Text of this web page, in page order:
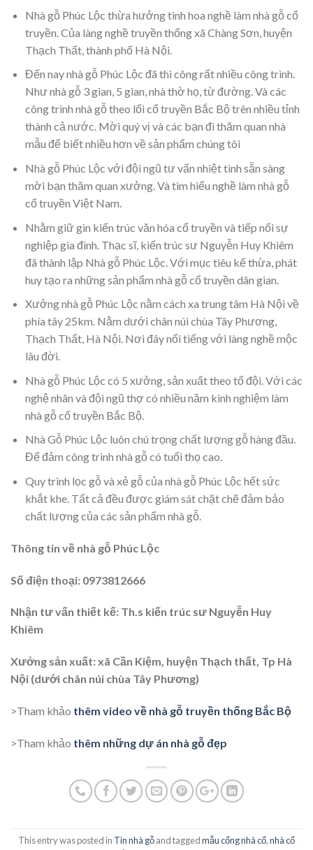
Nhà gỗ Phúc Lộc thừa hưởng tinh hoa nghề làm nhà gỗ cổ
truyền. Của làng nghề truyền thống xã Chàng Sơn, huyện
Thạch Thất, thành phố Hà Nội.
Đến nay nhà gỗ Phúc Lộc đã thi công rất nhiều công trình.
Như nhà gỗ 3 gian, 5 gian, nhà thờ họ, từ đường. Và các
công trình nhà gỗ theo lối cổ truyền Bắc Bộ trên nhiều tỉnh
thành cả nước. Mời quý vị và các bạn đi thăm quan nhà
mẫu để biết nhiều hơn về sản phẩm chúng tôi
Nhà gỗ Phúc Lộc với đội ngũ tư vấn nhiệt tình sẵn sàng
mời bạn thăm quan xưởng. Và tìm hiểu nghề làm nhà gỗ
cổ truyền Việt Nam.
Nhằm giữ gìn kiến trúc văn hóa cổ truyền và tiếp nối sự
nghiệp gia đình. Thạc sĩ, kiến trúc sư Nguyễn Huy Khiêm
đã thành lập Nhà gỗ Phúc Lộc. Với mục tiêu kế thừa, phát
huy tạo ra những sản phẩm nhà gỗ cổ truyền dân gian.
Xưởng nhà gỗ Phúc Lộc nằm cách xa trung tâm Hà Nội về
phía tây 25km. Nằm dưới chân núi chùa Tây Phương,
Thạch Thất, Hà Nội. Nơi đây nổi tiếng với làng nghề mộc
lâu đời.
Nhà gỗ Phúc Lộc có 5 xưởng, sản xuất theo tổ đội. Với các
nghệ nhân và đội ngũ thợ có nhiều năm kinh nghiệm làm
nhà gỗ cổ truyền Bắc Bộ.
Nhà Gỗ Phúc Lộc luôn chú trọng chất lượng gỗ hàng đầu.
Để đảm công trình nhà gỗ có tuổi thọ cao.
Quy trình lọc gỗ và xẻ gỗ của nhà gỗ Phúc Lộc hết sức
khắt khe. Tất cả đều được giám sát chặt chẽ đảm bảo
chất lượng của các sản phẩm nhà gỗ.
Thông tin về nhà gỗ Phúc Lộc
Số điện thoại: 0973812666
Nhận tư vấn thiết kế: Th.s kiến trúc sư Nguyễn Huy
Khiêm
Xưởng sản xuất: xã Cần Kiệm, huyện Thạch thất, Tp Hà
Nội (dưới chân núi chùa Tây Phương)
>Tham khảo thêm video về nhà gỗ truyền thống Bắc Bộ
>Tham khảo thêm những dự án nhà gỗ đẹp
This entry was posted in Tin nhà gỗand taggedmẫu cổng nhà cổ,nhà cổ